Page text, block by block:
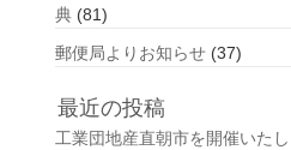
典 (81)
郵便局よりお知らせ (37)
最近の投稿
工業団地産直朝市を開催いたし